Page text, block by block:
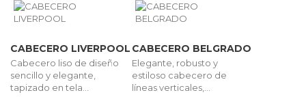
CABECERO LIVERPOOL
Cabecero liso de diseño
sencillo y elegante,
tapizado en tela...
CABECERO BELGRADO
Elegante, robusto y
estiloso cabecero de
líneas verticales,...